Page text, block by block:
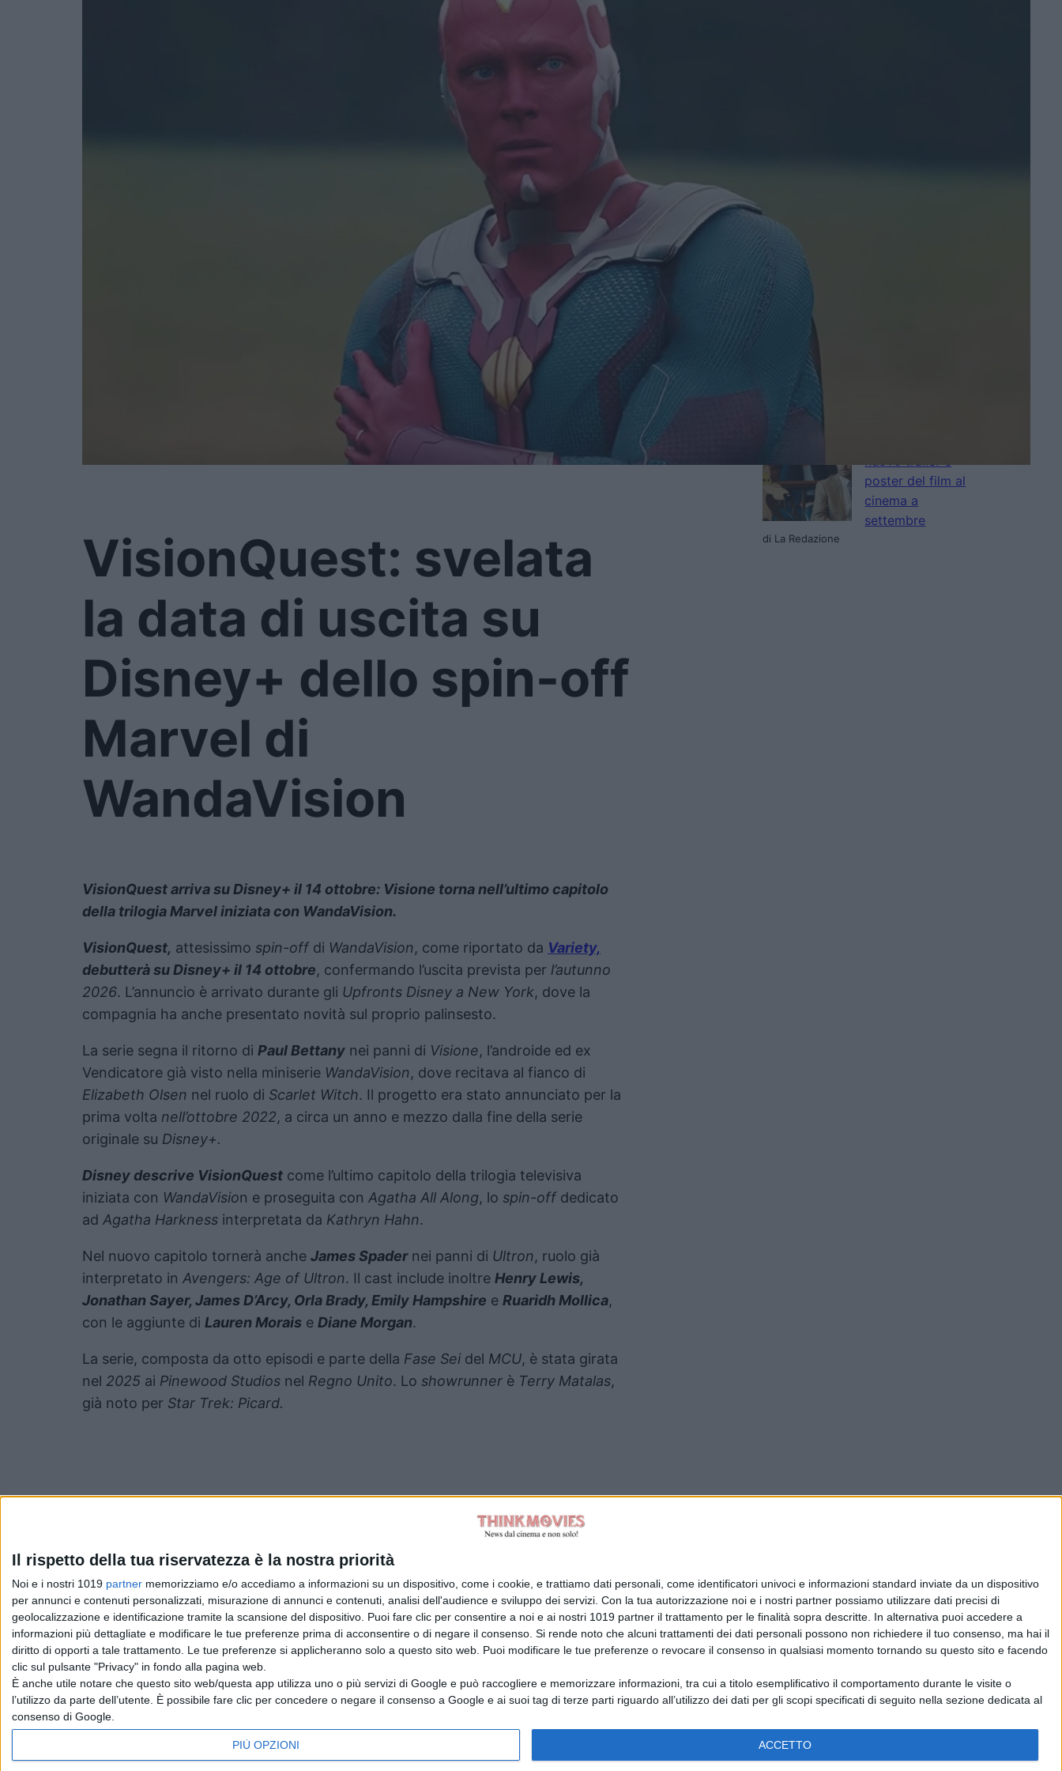
Il rispetto della tua riservatezza è la nostra priorità
Noi e i nostri 1019 partner memorizziamo e/o accediamo a informazioni su un dispositivo, come i cookie, e trattiamo dati personali, come identificatori univoci e informazioni standard inviate da un dispositivo
per annunci e contenuti personalizzati, misurazione di annunci e contenuti, analisi dell'audience e sviluppo dei servizi. Con la tua autorizzazione noi e i nostri partner possiamo utilizzare dati precisi di
geolocalizzazione e identificazione tramite la scansione del dispositivo. Puoi fare clic per consentire a noi e ai nostri 1019 partner il trattamento per le finalità sopra descritte. In alternativa puoi accedere a
informazioni più dettagliate e modificare le tue preferenze prima di acconsentire o di negare il consenso. Si rende noto che alcuni trattamenti dei dati personali possono non richiedere il tuo consenso, ma hai il
diritto di opporti a tale trattamento. Le tue preferenze si applicheranno solo a questo sito web. Puoi modificare le tue preferenze o revocare il consenso in qualsiasi momento tornando su questo sito e facendo
clic sul pulsante "Privacy" in fondo alla pagina web.
È anche utile notare che questo sito web/questa app utilizza uno o più servizi di Google e può raccogliere e memorizzare informazioni, tra cui a titolo esemplificativo il comportamento durante le visite o
l’utilizzo da parte dell’utente. È possibile fare clic per concedere o negare il consenso a Google e ai suoi tag di terze parti riguardo all’utilizzo dei dati per gli scopi specificati di seguito nella sezione dedicata al
consenso di Google.
PIÙ OPZIONI ACCETTO
VisionQuest: svelata
la data di uscita su
Disney+ dello spin-off
Marvel di
WandaVision
VisionQuest arriva su Disney+ il 14 ottobre: Visione torna nell’ultimo capitolo
della trilogia Marvel iniziata con WandaVision.
VisionQuest, attesissimo spin-off di WandaVision, come riportato da Variety,
debutterà su Disney+ il 14 ottobre, confermando l’uscita prevista per l’autunno
2026. L’annuncio è arrivato durante gli Upfronts Disney a New York, dove la
compagnia ha anche presentato novità sul proprio palinsesto.
La serie segna il ritorno di Paul Bettany nei panni di Visione, l’androide ed ex
Vendicatore già visto nella miniserie WandaVision, dove recitava al fianco di
Elizabeth Olsen nel ruolo di Scarlet Witch. Il progetto era stato annunciato per la
prima volta nell’ottobre 2022, a circa un anno e mezzo dalla fine della serie
originale su Disney+.
Disney descrive VisionQuest come l’ultimo capitolo della trilogia televisiva
iniziata con WandaVision e proseguita con Agatha All Along, lo spin-off dedicato
ad Agatha Harkness interpretata da Kathryn Hahn.
Nel nuovo capitolo tornerà anche James Spadernei panni di Ultron, ruolo già
interpretato in Avengers: Age of Ultron. Il cast include inoltre Henry Lewis,
Jonathan Sayer, James D’Arcy, Orla Brady, Emily Hampshire e Ruaridh Mollica,
con le aggiunte di Lauren Morais e Diane Morgan.
La serie, composta da otto episodi e parte della Fase Seidel MCU, è stata girata
nel 2025 ai Pinewood Studios nel Regno Unito. Lo showrunner è Terry Matalas,
già noto per Star Trek: Picard.
Pubblicato Maggio 13, 2026inSerie e Tv News
daEmanuela Giuliani
Tag:
nuovo trailer e
poster del film al
cinema a
settembre
di La Redazione
Chi siamoContattiPrivacy PolicyCookie PolicyEmanuela Giuliani CFGLNMNL77T43L639Disclaimer